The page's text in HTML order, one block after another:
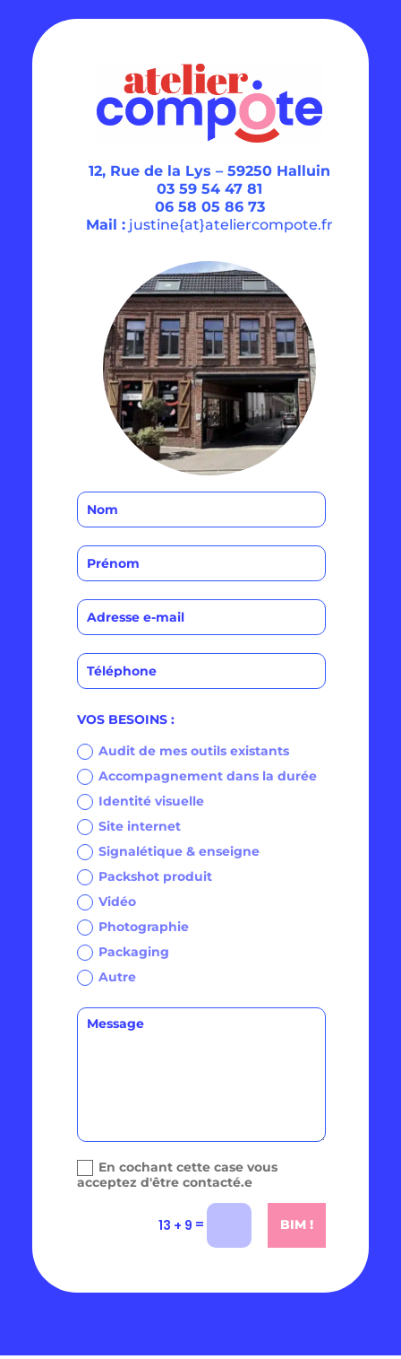
12, Rue de la Lys – 59250 Halluin
03 59 54 47 81
06 58 05 86 73
Mail : justine{at}ateliercompote.fr
VOS BESOINS :
Audit de mes outils existants
Accompagnement dans la durée
Identité visuelle
Site internet
Signalétique & enseigne
Packshot produit
Vidéo
Photographie
Packaging
Autre
En cochant cette case vous
acceptez d'être contacté.e
13 + 9 = BIM !